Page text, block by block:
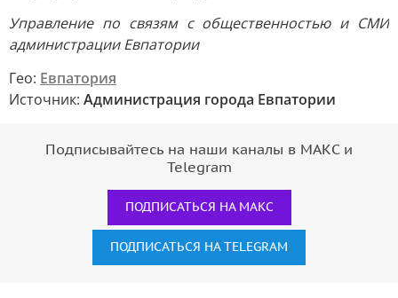
Управление по связям с общественностью и СМИ
администрации Евпатории
Гео: Евпатория
Источник: Администрация города Евпатории
Подписывайтесь на наши каналы в МАКС и
Telegram
ПОДПИСАТЬСЯ НА МАКС
ПОДПИСАТЬСЯ НА TELEGRAM